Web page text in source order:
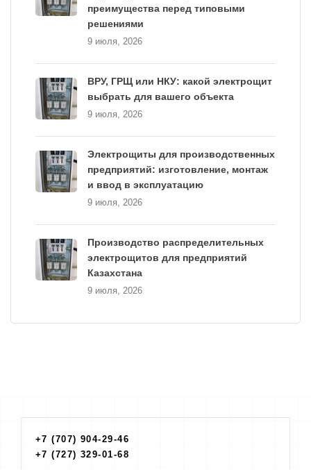
преимущества перед типовыми
решениями
9 июля, 2026
ВРУ, ГРЩ или НКУ: какой электрощит
выбрать для вашего объекта
9 июля, 2026
Электрощиты для производственных
предприятий: изготовление, монтаж
и ввод в эксплуатацию
9 июля, 2026
Производство распределительных
электрощитов для предприятий
Казахстана
9 июля, 2026
+7 (707) 904-29-46
+7 (727) 329-01-68